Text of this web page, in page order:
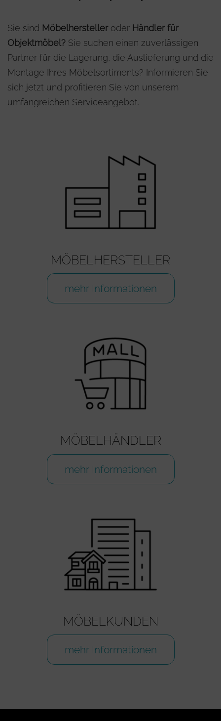
Sie sind Möbelherstelleroder Händler für
Objektmöbel? Sie suchen einen zuverlässigen
Partner für die Lagerung, die Auslieferung und die
Montage Ihres Möbelsortiments? Informieren Sie
sich jetzt und profitieren Sie von unserem
umfangreichen Serviceangebot.
MÖBELHERSTELLER
mehr Informationen
MÖBELHÄNDLER
mehr Informationen
MÖBELKUNDEN
mehr Informationen